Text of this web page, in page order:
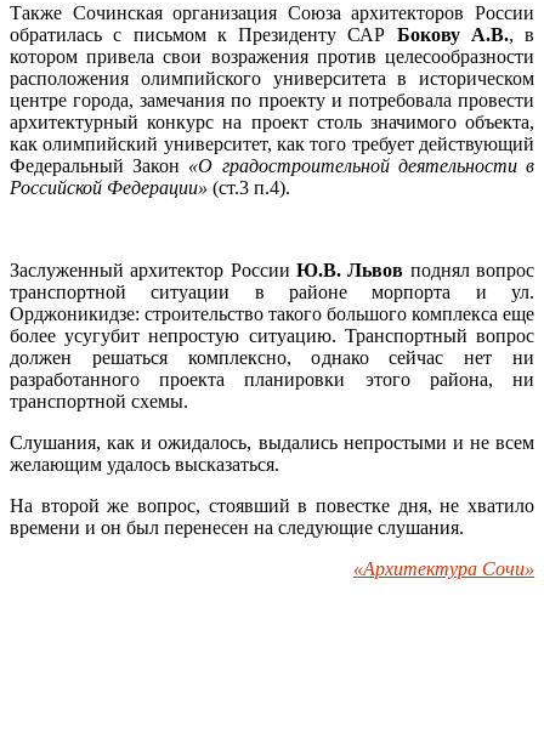
Также Сочинская организация Союза архитекторов России
обратилась с письмом к Президенту САР Бокову А.В., в
котором привела свои возражения против целесообразности
расположения олимпийского университета в историческом
центре города, замечания по проекту и потребовала провести
архитектурный конкурс на проект столь значимого объекта,
как олимпийский университет, как того требует действующий
Федеральный Закон «О градостроительной деятельности в
Российской Федерации» (ст.3 п.4).
Заслуженный архитектор России Ю.В. Львов поднял вопрос
транспортной ситуации в районе морпорта и ул.
Орджоникидзе: строительство такого большого комплекса еще
более усугубит непростую ситуацию. Транспортный вопрос
должен решаться комплексно, однако сейчас нет ни
разработанного проекта планировки этого района, ни
транспортной схемы.
Слушания, как и ожидалось, выдались непростыми и не всем
желающим удалось высказаться.
На второй же вопрос, стоявший в повестке дня, не хватило
времени и он был перенесен на следующие слушания.
«Архитектура Сочи»